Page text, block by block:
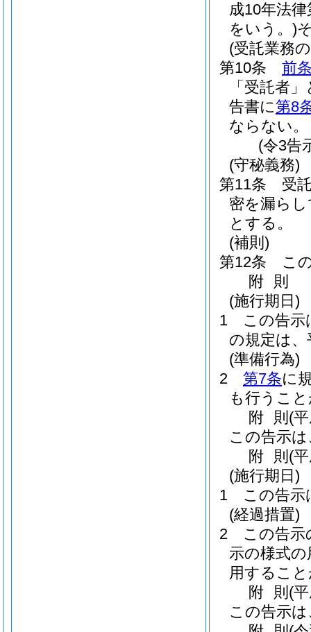
成10年法律
をいう。)
(受託業務
第10条
前
「受託者
告書に第8
ならない。
(令3告
(守秘義務)
第11条
受
密を漏ら
とする。
(補則)
第12条
こ
附 則
(施行期日)
1
この告示
の規定は
(準備行為)
2
第7条に
も行うこ
附 則 (
この告示
附 則 (
(施行期日)
1
この告示
(経過措置)
2
この告示
示の様式
用するこ
附 則 (
この告示